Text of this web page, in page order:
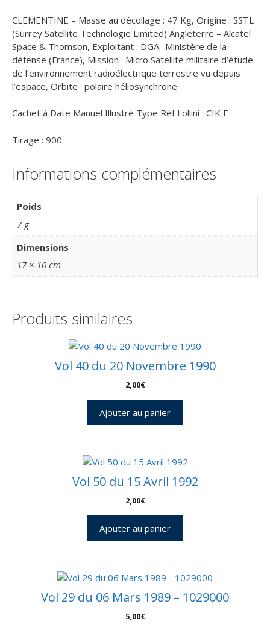
CLEMENTINE – Masse au décollage : 47 Kg, Origine : SSTL
(Surrey Satellite Technologie Limited) Angleterre – Alcatel
Space & Thomson, Exploitant : DGA -Ministère de la
défense (France), Mission : Micro Satellite militaire d’étude
de l’environnement radioélectrique terrestre vu depuis
l’espace, Orbite : polaire héliosynchrone
Cachet à Date Manuel Illustré Type Réf Lollini : CIK E
Tirage : 900
Informations complémentaires
Poids
7 g
Dimensions
17 × 10 cm
Produits similaires
Vol 40 du 20 Novembre 1990
2,00€
Ajouter au panier
Vol 50 du 15 Avril 1992
2,00€
Ajouter au panier
Vol 29 du 06 Mars 1989 – 1029000
5,00€